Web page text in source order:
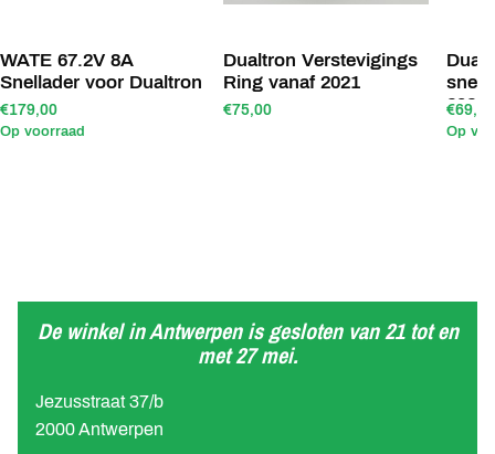
WATE 67.2V 8A
Snellader voor Dualtron
€179,00
Op voorraad
Dualtron Verstevigings
Ring vanaf 2021
€75,00
2021
€69,00
Op
De winkel in Antwerpen is gesloten van 21 tot en
met 27 mei.
Jezusstraat 37/b
2000 Antwerpen